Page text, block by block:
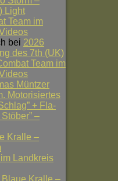
Light
Team im
bei 2026
des 7th (UK)
Team im
Müntzer
Motorisiertes
+ Fla-
–
Kralle –
Landkreis
Blaue Kralle –